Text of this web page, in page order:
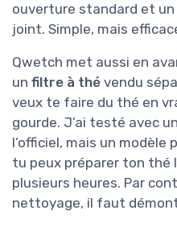
ouverture standard et un
joint. Simple, mais
Qwetch met aussi en
un filtre à thé vendu
veux te faire du thé en
gourde. J’ai testé avec
l’officiel, mais un modèle
tu peux préparer ton thé
plusieurs heures. Par
nettoyage, il faut